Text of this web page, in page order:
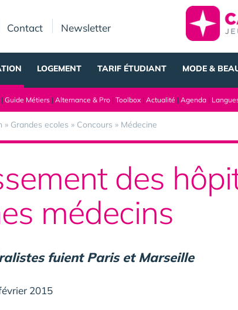
Contact Newsletter
LOGEMENT TARIF ÉTUDIANT MODE &
| Guide Métiers | Alternance & Pro | Toolbox | Actualité | Agenda |
» Grandes ecoles » Concours » Médecine
des
médecins
fuient Paris et Marseille
2015